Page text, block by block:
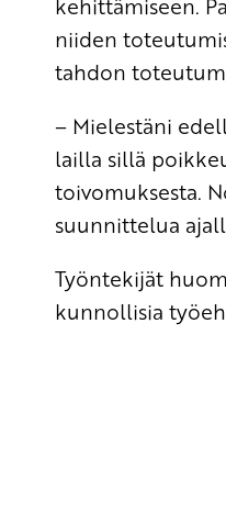
kehittämiseen.
niiden
tahdon
– Mielestäni
lailla sillä
toivomuksesta.
suunnittelua
Työntekijät
kunnollisia